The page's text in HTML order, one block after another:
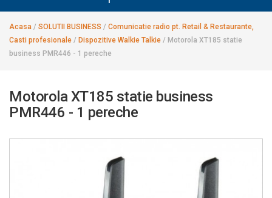
Acasa / SOLUTII BUSINESS / Comunicatie radio pt. Retail & Restaurante,
Casti profesionale / Dispozitive Walkie Talkie / Motorola XT185 statie
business PMR446 - 1 pereche
Motorola XT185 statie business
PMR446 - 1 pereche